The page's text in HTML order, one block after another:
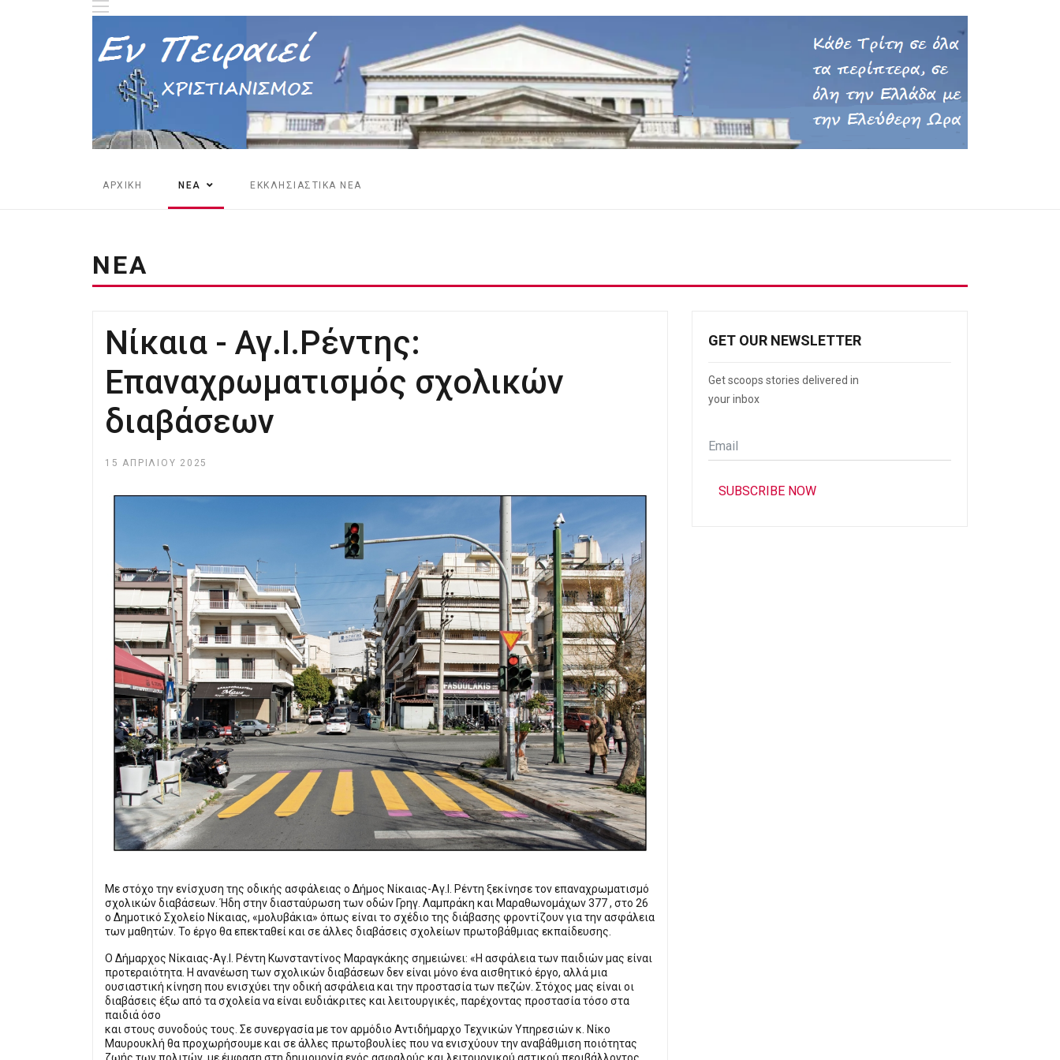
ΑΡΧΙΚΗ ΝΕΑ ΕΚΚΛΗΣΙΑΣΤΙΚΑ ΝΕΑ
ΝΕΑ
Nίκαια - Αγ.Ι.Ρέντης:
Επαναχρωματισμός σχολικών
διαβάσεων
15 ΑΠΡΙΛΊΟΥ 2025
Με στόχο την ενίσχυση της οδικής ασφάλειας ο Δήμος Νίκαιας-Αγ.Ι. Ρέντη ξεκίνησε τον επαναχρωματισμό
σχολικών διαβάσεων. Ήδη στην διασταύρωση των οδών Γρηγ. Λαμπράκη και Μαραθωνομάχων 377 , στο 26
ο Δημοτικό Σχολείο Νίκαιας, «μολυβάκια» όπως είναι το σχέδιο της διάβασης φροντίζουν για την ασφάλεια
των μαθητών. Το έργο θα επεκταθεί και σε άλλες διαβάσεις σχολείων πρωτοβάθμιας εκπαίδευσης.
Ο Δήμαρχος Νίκαιας-Αγ.Ι. Ρέντη Κωνσταντίνος Μαραγκάκης σημειώνει: «Η ασφάλεια των παιδιών μας είναι
προτεραιότητα. Η ανανέωση των σχολικών διαβάσεων δεν είναι μόνο ένα αισθητικό έργο, αλλά μια
ουσιαστική κίνηση που ενισχύει την οδική ασφάλεια και την προστασία των πεζών. Στόχος μας είναι οι
διαβάσεις έξω από τα σχολεία να είναι ευδιάκριτες και λειτουργικές, παρέχοντας προστασία τόσο στα
παιδιά όσο
και στους συνοδούς τους. Σε συνεργασία με τον αρμόδιο Αντιδήμαρχο Τεχνικών Υπηρεσιών κ. Νίκο
Μαυρουκλή θα προχωρήσουμε και σε άλλες πρωτοβουλίες που να ενισχύουν την αναβάθμιση ποιότητας
GET OUR NEWSLETTER
Get scoops stories delivered in
your inbox
Email
*
SUBSCRIBE NOW